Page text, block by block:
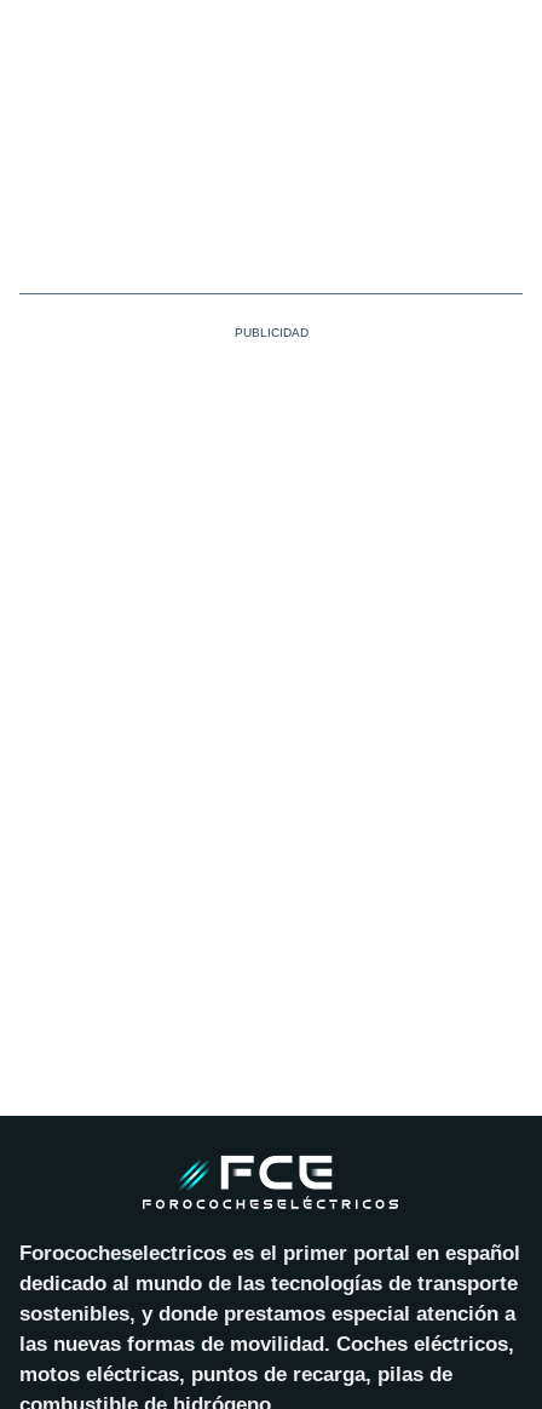
Forococheselectricos es el primer portal en español
dedicado al mundo de las tecnologías de transporte
sostenibles, y donde prestamos especial atención a
las nuevas formas de movilidad. Coches eléctricos,
motos eléctricas, puntos de recarga, pilas de